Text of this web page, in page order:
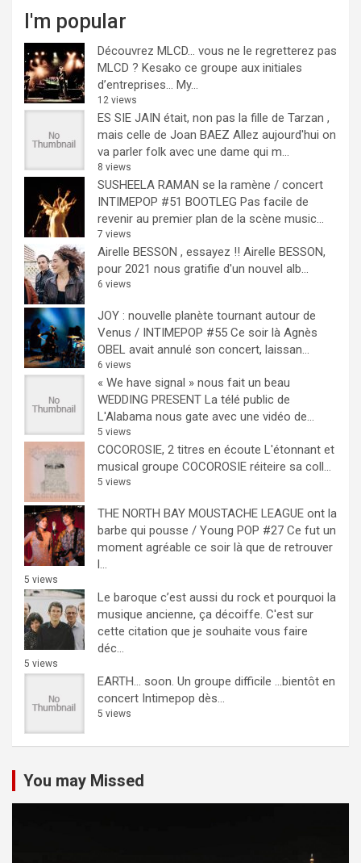
I'm popular
Découvrez MLCD… vous ne le regretterez pas
MLCD ? Kesako ce groupe aux initiales
d’entreprises… My...
12 views
ES SIE JAIN était, non pas la fille de Tarzan ,
mais celle de Joan BAEZ Allez aujourd'hui on
va parler folk avec une dame qui m...
8 views
SUSHEELA RAMAN se la ramène / concert
INTIMEPOP #51 BOOTLEG Pas facile de
revenir au premier plan de la scène music...
7 views
Airelle BESSON , essayez !! Airelle BESSON,
pour 2021 nous gratifie d'un nouvel alb...
6 views
JOY : nouvelle planète tournant autour de
Venus / INTIMEPOP #55 Ce soir là Agnès
OBEL avait annulé son concert, laissan...
6 views
« We have signal » nous fait un beau
WEDDING PRESENT La télé public de
L'Alabama nous gate avec une vidéo de...
5 views
COCOROSIE, 2 titres en écoute L'étonnant et
musical groupe COCOROSIE réiteire sa coll...
5 views
THE NORTH BAY MOUSTACHE LEAGUE ont la
barbe qui pousse / Young POP #27 Ce fut un
moment agréable ce soir là que de retrouver
l...
5 views
Le baroque c’est aussi du rock et pourquoi la
musique ancienne, ça décoiffe. C'est sur
cette citation que je souhaite vous faire
déc...
5 views
EARTH… soon. Un groupe difficile ...bientôt en
concert Intimepop dès...
5 views
You may Missed